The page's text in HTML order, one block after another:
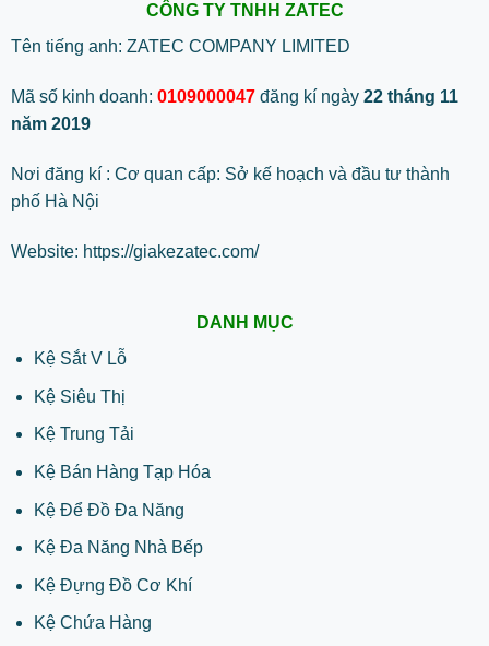
CÔNG TY TNHH ZATEC
Tên tiếng anh: ZATEC COMPANY LIMITED
Mã số kinh doanh: 0109000047 đăng kí ngày22 tháng 11
năm 2019
Nơi đăng kí : Cơ quan cấp: Sở kế hoạch và đầu tư thành
phố Hà Nội
Website: https://giakezatec.com/
DANH MỤC
Kệ Sắt V Lỗ
Kệ Siêu Thị
Kệ Trung Tải
Kệ Bán Hàng Tạp Hóa
Kệ Để Đồ Đa Năng
Kệ Đa Năng Nhà Bếp
Kệ Đựng Đồ Cơ Khí
Kệ Chứa Hàng